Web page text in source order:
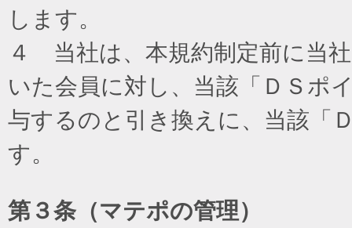
します。
４ 当社は、本規約制定前に当
いた会員に対し、当該「ＤＳポ
与するのと引き換えに、当該「
す。
第３条（マテポの管理）